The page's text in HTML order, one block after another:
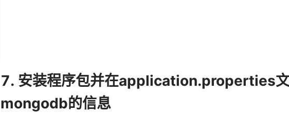
7. 安装程序包并在application.properties
mongodb的信息